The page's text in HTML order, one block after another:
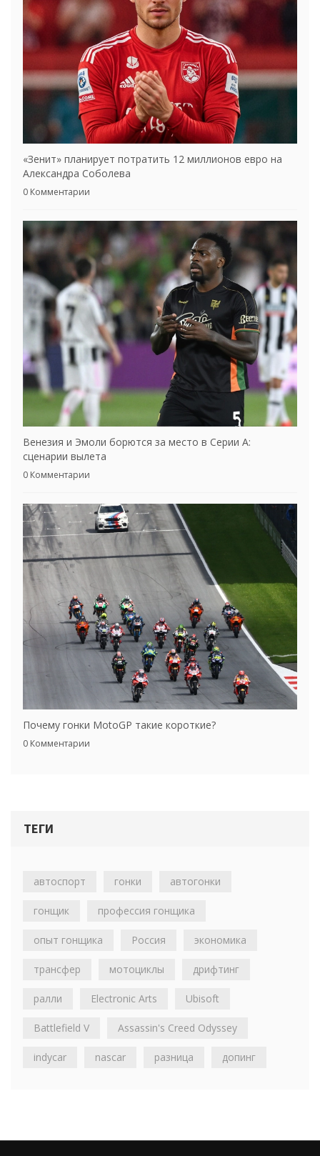
«Зенит» планирует потратить 12 миллионов евро на
Александра Соболева
0 Комментарии
Венезия и Эмоли борются за место в Серии А:
сценарии вылета
0 Комментарии
Почему гонки MotoGP такие короткие?
0 Комментарии
ТЕГИ
автоспорт гонки автогонки
гонщик профессия гонщика
опыт гонщика Россия экономика
трансфер мотоциклы дрифтинг
ралли Electronic Arts Ubisoft
Battlefield V Assassin's Creed Odyssey
indycar nascar разница допинг